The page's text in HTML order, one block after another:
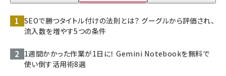
SEOで勝つタイトル付けの法則とは？ グーグルから評価され、
流入数を増やす5つの条件
1週間かかった作業が1日に！ Gemini Notebookを無料で
使い倒す活用術8選